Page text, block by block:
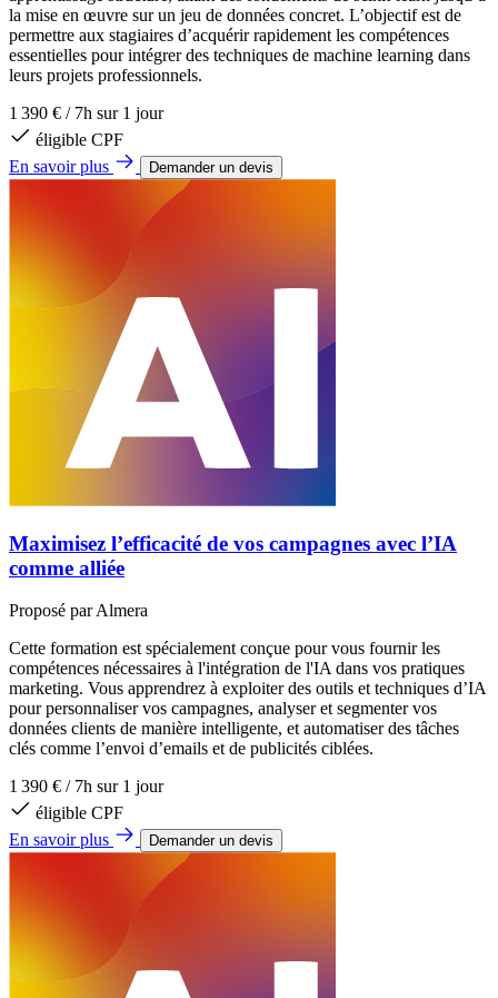
la mise en œuvre sur un jeu de données concret. L’objectif est de
permettre aux stagiaires d’acquérir rapidement les compétences
essentielles pour intégrer des techniques de machine learning dans
leurs projets professionnels.
1 390 € / 7h sur 1 jour
éligible CPF
En savoir plus
Demander un devis
Maximisez l’efficacité de vos campagnes avec l’IA
comme alliée
Proposé parAlmera
Cette formation est spécialement conçue pour vous fournir les
compétences nécessaires à l'intégration de l'IA dans vos pratiques
marketing. Vous apprendrez à exploiter des outils et techniques d’IA
pour personnaliser vos campagnes, analyser et segmenter vos
données clients de manière intelligente, et automatiser des tâches
clés comme l’envoi d’emails et de publicités ciblées.
1 390 € / 7h sur 1 jour
éligible CPF
En savoir plus
Demander un devis